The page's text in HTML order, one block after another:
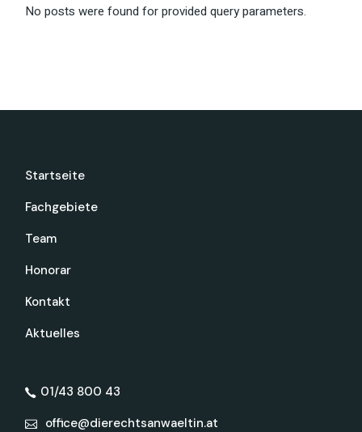
No posts were found for provided query parameters.
Startseite
Fachgebiete
Team
Honorar
Kontakt
Aktuelles
01/43 800 43
office@dierechtsanwaeltin.at